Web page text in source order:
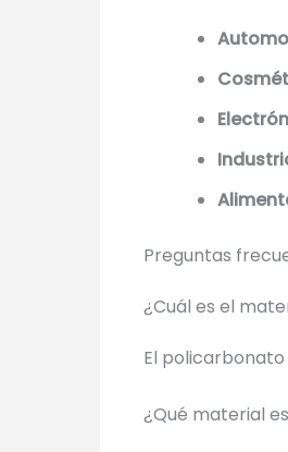
Preguntas
¿Cuál es el
El
¿Qué material